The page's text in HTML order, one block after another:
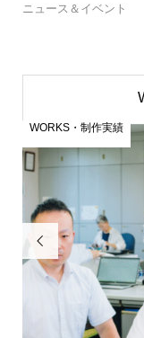
ニュース＆イベント

WORKS・制作実績